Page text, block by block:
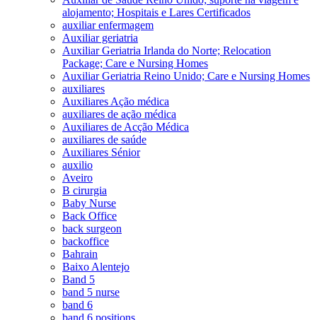
alojamento; Hospitais e Lares Certificados
auxiliar enfermagem
Auxiliar geriatria
Auxiliar Geriatria Irlanda do Norte; Relocation
Package; Care e Nursing Homes
Auxiliar Geriatria Reino Unido; Care e Nursing Homes
auxiliares
Auxiliares Ação médica
auxiliares de ação médica
Auxiliares de Acção Médica
auxiliares de saúde
Auxiliares Sénior
auxilio
Aveiro
B cirurgia
Baby Nurse
Back Office
back surgeon
backoffice
Bahrain
Baixo Alentejo
Band 5
band 5 nurse
band 6
band 6 positions